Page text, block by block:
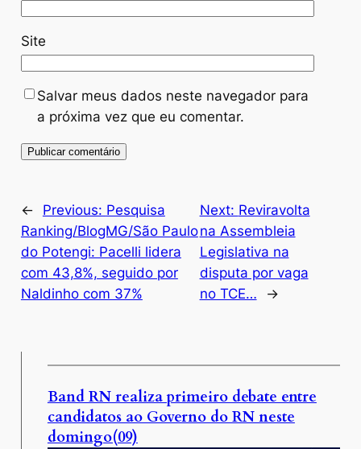
Site
Salvar meus dados neste navegador para
a próxima vez que eu comentar.
← Previous: Pesquisa
Ranking/BlogMG/São Paulo
do Potengi: Pacelli lidera
com 43,8%, seguido por
Naldinho com 37%
Next: Reviravolta
na Assembleia
Legislativa na
disputa por vaga
no TCE…
→
Band RN realiza primeiro debate entre
candidatos ao Governo do RN neste
domingo(09)